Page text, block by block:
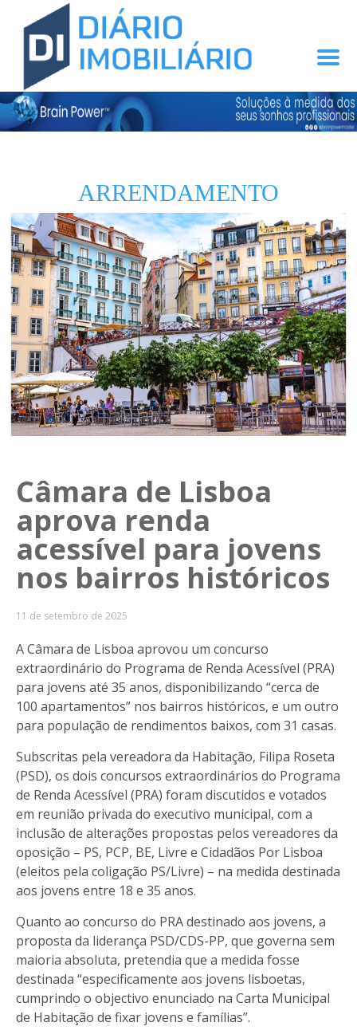
ARRENDAMENTO
Câmara de Lisboa
aprova renda
acessível para jovens
nos bairros históricos
11 de setembro de 2025
A Câmara de Lisboa aprovou um concurso
extraordinário do Programa de Renda Acessível (PRA)
para jovens até 35 anos, disponibilizando “cerca de
100 apartamentos” nos bairros históricos, e um outro
para população de rendimentos baixos, com 31 casas.
Subscritas pela vereadora da Habitação, Filipa Roseta
(PSD), os dois concursos extraordinários do Programa
de Renda Acessível (PRA) foram discutidos e votados
em reunião privada do executivo municipal, com a
inclusão de alterações propostas pelos vereadores da
oposição – PS, PCP, BE, Livre e Cidadãos Por Lisboa
(eleitos pela coligação PS/Livre) – na medida destinada
aos jovens entre 18 e 35 anos.
Quanto ao concurso do PRA destinado aos jovens, a
proposta da liderança PSD/CDS-PP, que governa sem
maioria absoluta, pretendia que a medida fosse
destinada “especificamente aos jovens lisboetas,
cumprindo o objectivo enunciado na Carta Municipal
de Habitação de fixar jovens e famílias”.